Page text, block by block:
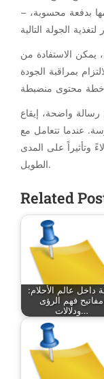
– الأيام 22–30: توسيع القطع الأعلى أداءً، دعمها بدفعة محسوبة،
يمكن الاستفادة من
بمراقبة الجودة
واضحة، إيقاع
عندما تتعامل مع
وتأثيراً على المدى
الطويل.
Related
داخل عالم الأحلام:
مفاتيح فهم الرؤى
ودلالات…